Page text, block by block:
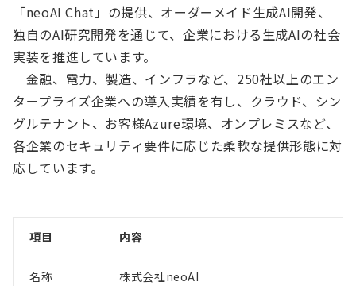
「neoAI Chat」の提供、オーダーメイド生成AI開発、
独自のAI研究開発を通じて、企業における生成AIの社会
実装を推進しています。
金融、電力、製造、インフラなど、250社以上のエン
タープライズ企業への導入実績を有し、クラウド、シン
グルテナント、お客様Azure環境、オンプレミスなど、
各企業のセキュリティ要件に応じた柔軟な提供形態に対
応しています。
項目 内容
名称 株式会社neoAI